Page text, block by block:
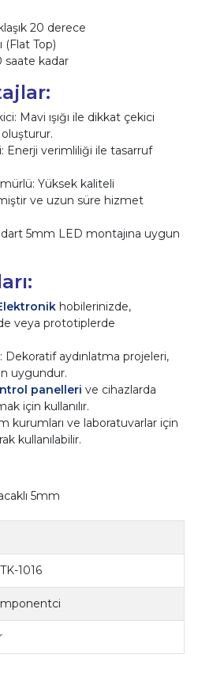
20 derece
(Flat Top)
saate kadar
Mavi ışığı ile dikkat çekici
Enerji verimliliği ile tasarruf
Yüksek kaliteli
ve uzun süre hizmet
5mm LED montajına uygun
hobilerinizde,
veya prototiplerde
Dekoratif aydınlatma projeleri,
uygundur.
panelleri ve cihazlarda
için kullanılır.
kurumları ve laboratuvarlar için
kullanılabilir.
5mm
1016